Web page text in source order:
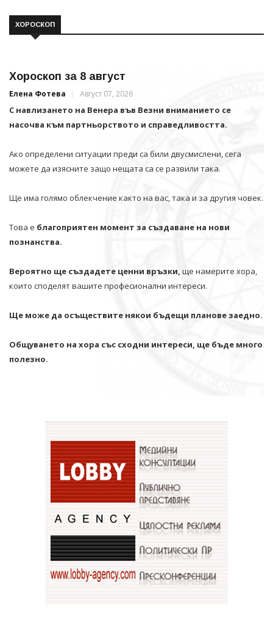
ХОРОСКОП
Хороскоп за 8 август
Елена Фотева Август 07, 2026
С навлизането на Венера във Везни вниманието се
насочва към партньорството и справедливостта.
Ако определени ситуации преди са били двусмислени, сега
можете да изясните защо нещата са се развили така.
Ще има голямо облекчение както на вас, така и за другия човек.
Това е благоприятен момент за създаване на нови
познанства.
Вероятно ще създадете ценни връзки, ще намерите хора,
които споделят вашите професионални интереси.
Ще може да осъществите някои бъдещи планове заедно.
Общуването на хора със сходни интереси, ще бъде много
полезно.